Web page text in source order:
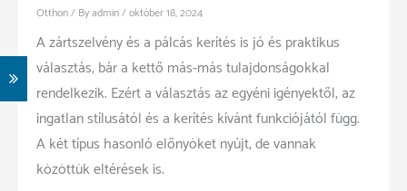
Otthon/ Byadmin/október 18, 2024
A zártszelvény és a pálcás kerítés is jó és praktikus
választás, bár a kettő más-más tulajdonságokkal
rendelkezik. Ezért a választás az egyéni igényektől, az
ingatlan stílusától és a kerítés kívánt funkciójától függ.
A két típus hasonló előnyöket nyújt, de vannak
közöttük eltérések is.